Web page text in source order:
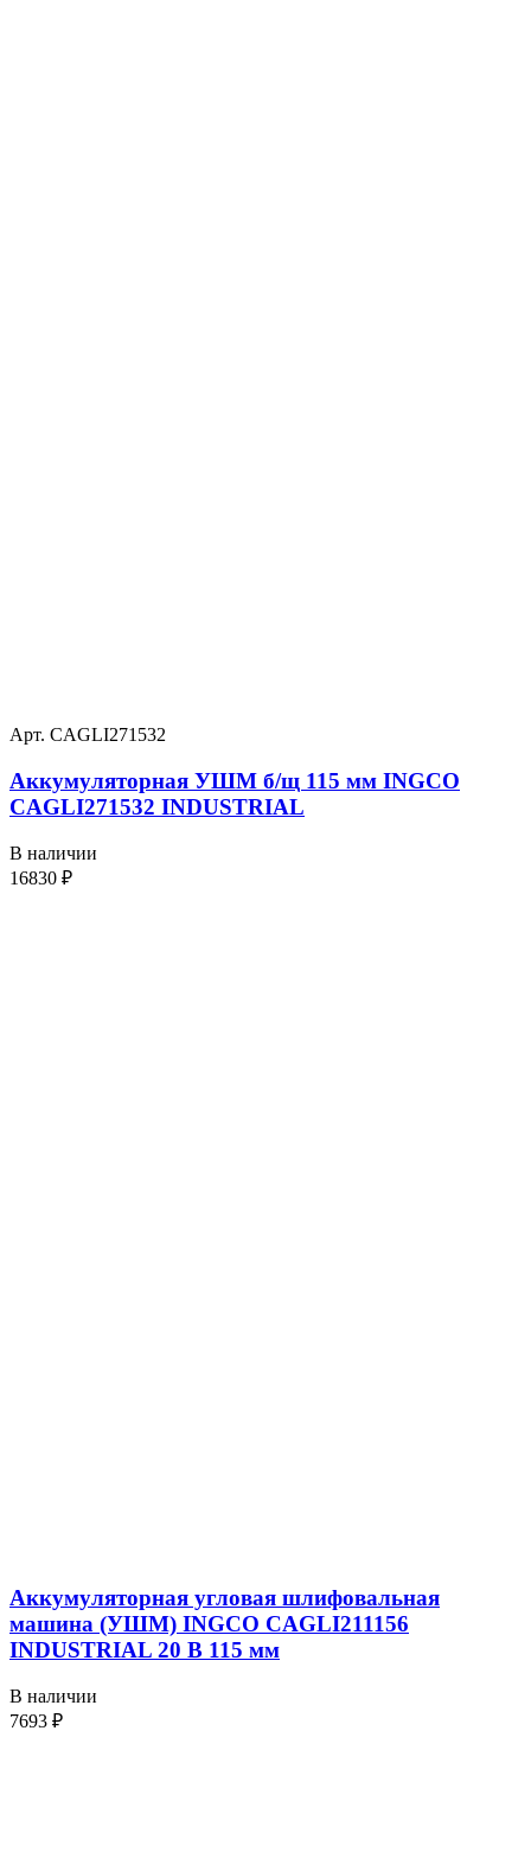
Арт. CAGLI271532
Аккумуляторная УШМ б/щ 115 мм INGCO
CAGLI271532 INDUSTRIAL
В наличии
16830 ₽
Аккумуляторная угловая шлифовальная
машина (УШМ) INGCO CAGLI211156
INDUSTRIAL 20 В 115 мм
В наличии
7693 ₽